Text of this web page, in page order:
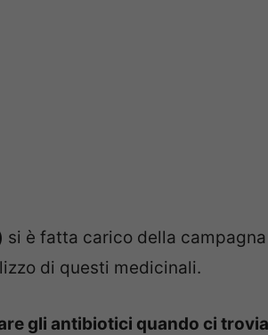
si è fatta carico della
di questi medicinali.
gli antibiotici quando ci